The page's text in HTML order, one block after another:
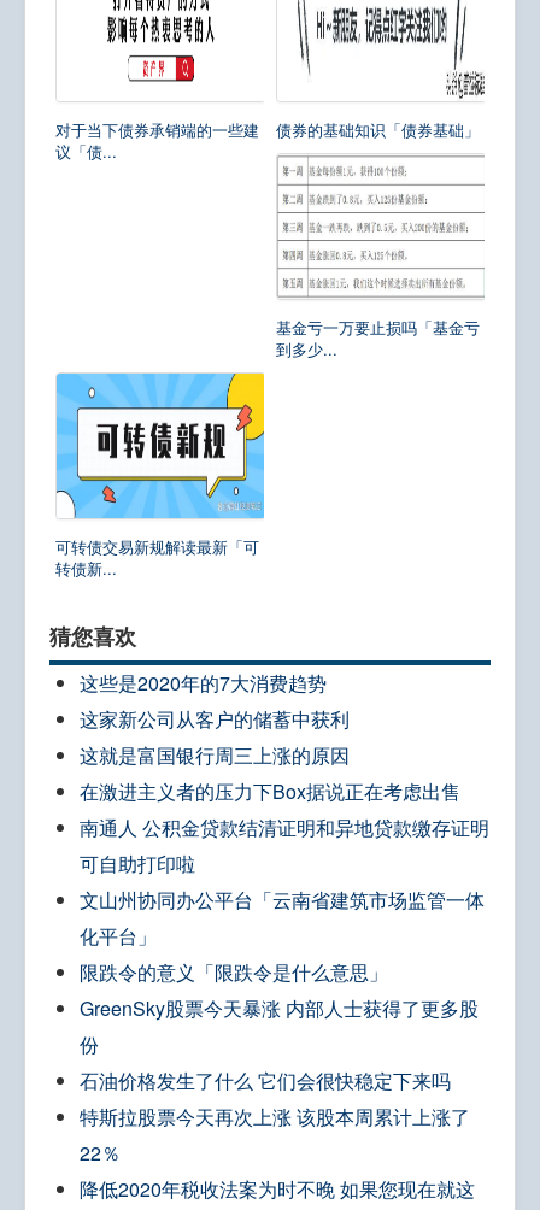
对于当下债券承销端的一些建
议「债...
债券的基础知识「债券基础」
基金亏一万要止损吗「基金亏
到多少...
可转债交易新规解读最新「可
转债新...
猜您喜欢
这些是2020年的7大消费趋势
这家新公司从客户的储蓄中获利
这就是富国银行周三上涨的原因
在激进主义者的压力下Box据说正在考虑出售
南通人 公积金贷款结清证明和异地贷款缴存证明
可自助打印啦
文山州协同办公平台「云南省建筑市场监管一体
化平台」
限跌令的意义「限跌令是什么意思」
GreenSky股票今天暴涨 内部人士获得了更多股
份
石油价格发生了什么 它们会很快稳定下来吗
特斯拉股票今天再次上涨 该股本周累计上涨了
22％
降低2020年税收法案为时不晚 如果您现在就这